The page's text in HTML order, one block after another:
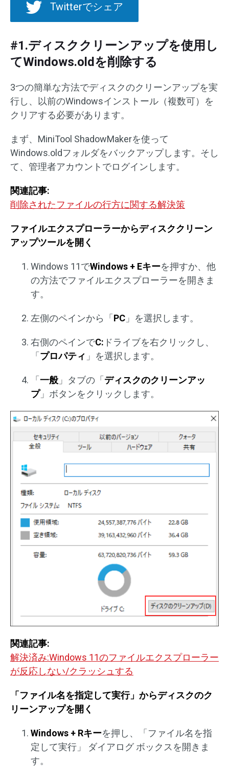
Twitterでシェア
#1.ディスククリーンアップを使用し
てWindows.oldを削除する
3つの簡単な方法でディスクのクリーンアップを実
行し、以前のWindowsインストール（複数可）を
クリアする必要があります。
まず、MiniTool ShadowMakerを使って
Windows.oldフォルダをバックアップします。そし
て、管理者アカウントでログインします。
関連記事:
削除されたファイルの行方に関する解決策
ファイルエクスプローラーからディスククリーン
アップツールを開く
Windows 11でWindows + Eキーを押すか、他
の方法でファイルエクスプローラーを開きま
す。
左側のペインから「 PC 」を選択します。
右側のペインでC: ドライブを右クリックし、
「 プロパティ 」を選択します。
「 一般 」タブの「 ディスクのクリーンアッ
プ」ボタンをクリックします。
関連記事:
解決済み:Windows 11のファイルエクスプローラー
が反応しない/クラッシュする
「ファイル名を指定して実行」からディスクのク
リーンアップを開く
Windows + Rキーを押し、「ファイル名を指
定して実行」 ダイアログ ボックスを開きま
す。